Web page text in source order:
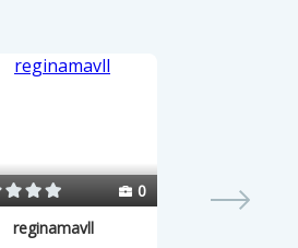
0
reginamavll